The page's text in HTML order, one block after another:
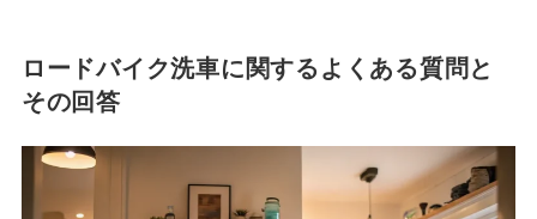
ロードバイク洗車に関するよくある質問と
その回答